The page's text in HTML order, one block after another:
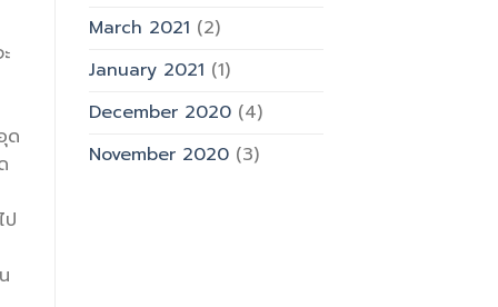
ด
ป
March 2021 (2)
January 2021 (1)
December 2020(4)
November 2020(3)